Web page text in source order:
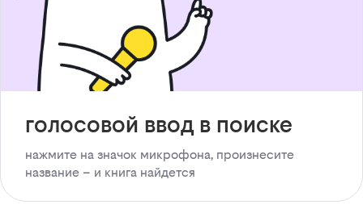
голосовой ввод в поиске
нажмите на значок микрофона, произнесите
название – и книга найдется